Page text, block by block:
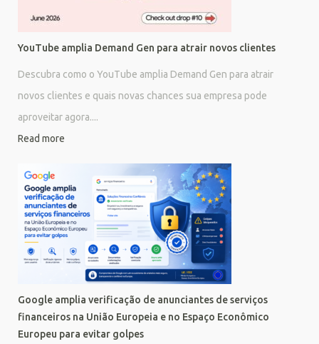
YouTube amplia Demand Gen para atrair novos clientes
Descubra como o YouTube amplia Demand Gen para atrair
novos clientes e quais novas chances sua empresa pode
aproveitar agora....
Read more
Google amplia verificação de anunciantes de serviços
financeiros na União Europeia e no Espaço Econômico
Europeu para evitar golpes